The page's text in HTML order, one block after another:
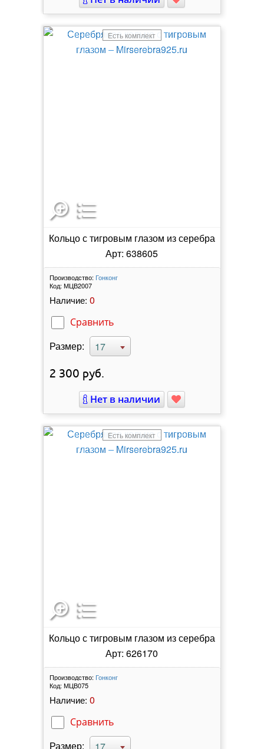
Есть комплект
Кольцо с тигровым глазом из серебра
Арт: 638605
Производство: Гонконг
Код: МЦВ2007
Наличие: 0
Сравнить
Размер: 17
2 300 руб.
Нет в наличии
Есть комплект
Кольцо с тигровым глазом из серебра
Арт: 626170
Производство: Гонконг
Код: МЦВ075
Наличие: 0
Сравнить
Размер: